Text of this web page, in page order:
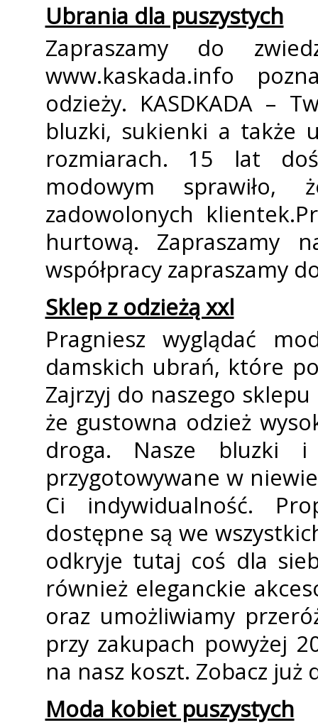
Ubrania dla puszystych
Zapraszamy do
www.kaskada.info
odzieży. KASDKADA –
bluzki, sukienki a także
rozmiarach. 15 lat
modowym
zadowolonych
hurtową. Zapraszamy
współpracy zapraszamy
Sklep z odzieżą xxl
Pragniesz wyglądać
damskich ubrań, które
Zajrzyj do naszego
że gustowna odzież
droga. Nasze bluzki
przygotowywane w
Ci indywidualność.
dostępne są we
odkryje tutaj coś dla
również eleganckie
oraz umożliwiamy
przy zakupach powyżej
na nasz koszt. Zobacz
Moda kobiet puszystych